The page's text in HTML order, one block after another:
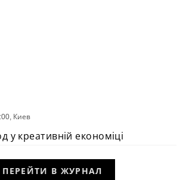
Киев
у креативній економіці
ПЕРЕЙТИ В ЖУРНАЛ